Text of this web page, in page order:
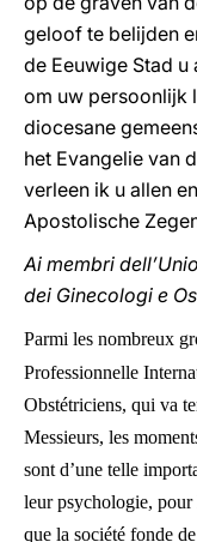
geloof te belijden
de Eeuwige Stad
om uw persoonlijk
diocesane
het Evangelie van
verleen ik u allen
Apostolische
Ai membri
dei Ginecologi e
Parmi les nombreux
Professionnelle
Obstétriciens, qui va
Messieurs, les
sont d’une telle
leur psychologie, pour
que la société fonde